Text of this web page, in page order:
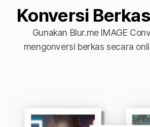
Konversi
Gunakan Blur.me IMAGE
mengonversi berkas secara